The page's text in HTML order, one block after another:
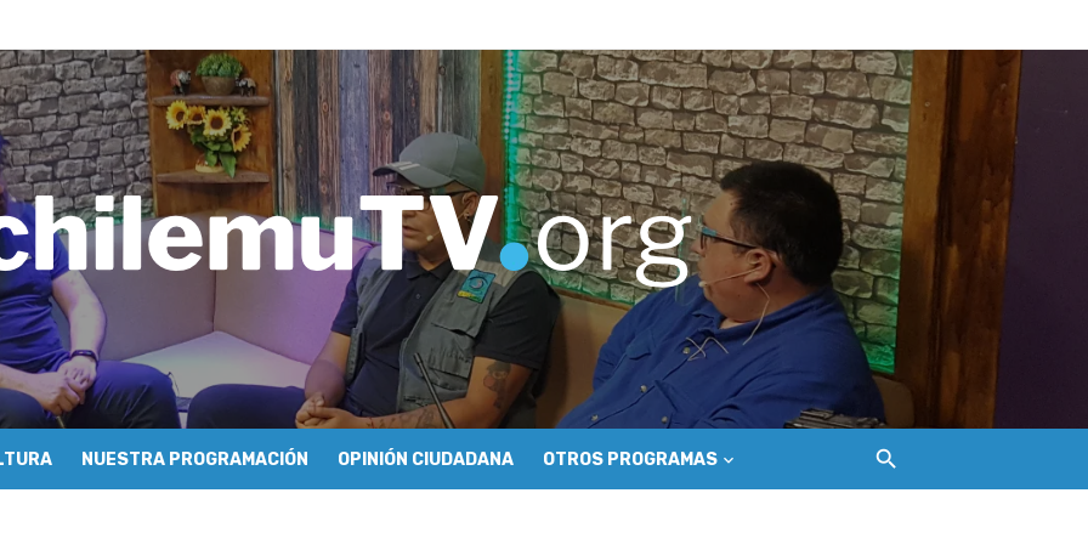
04: Nabi Saleh – Rafael Guendelman
periodismo conocieron cómo se hace televisión comunitaria en Pichilemu
proyectan festivales y escuela comunitaria
y floricultura con María Lina Fermandois y Luis Polanco
inician la construcción participativa del Plan Local de Restauración del Secano Costero Nilahue
a sus finalistas en su segunda clasificatoria
03: lessons on flight – Cecilia Araneda
celebra 50 años de carrera en Pichilemu
frontal en Pichilemu junto al alcalde Roberto Córdova
suscriben convenio para esterilización de mascotas
NUESTRA PROGRAMACIÓN OPINIÓN CIUDADANA OTROS PROGRAMAS